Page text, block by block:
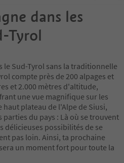
dans les
Tyrol
le Sud-Tyrol sans la traditionnelle
compte près de 200 alpages et
et 2.000 mètres d'altitude,
une vue magnifique sur les
haut plateau de l'Alpe de Siusi,
du pays : Là où se trouvent
délicieuses possibilités de se
pas loin. Ainsi, ta prochaine
un moment fort pour toute la